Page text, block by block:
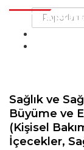
Sağlık ve
Büyüme ve
(Kişisel
İçecekler,